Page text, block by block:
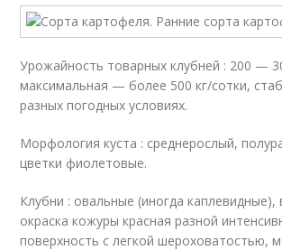
Урожайность товарных клубней : 200 —
максимальная — более 500 кг/сотки,
разных погодных условиях.
Морфология куста : среднерослый,
цветки фиолетовые.
Клубни : овальные (иногда
окраска кожуры красная разной
поверхность с легкой шероховатостью,